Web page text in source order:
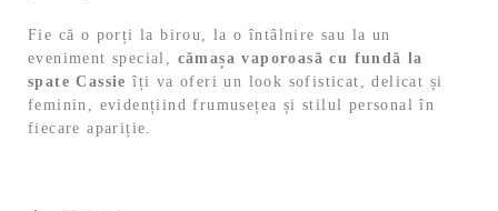
Fie că o porți la birou, la o întâlnire sau la un
eveniment special, cămașa vaporoasă cu fundă la
spate Cassie îți va oferi un look sofisticat, delicat și
feminin, evidențiind frumusețea și stilul personal în
fiecare apariție.